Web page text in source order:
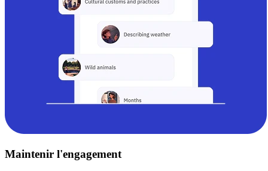
Maintenir l'engagement